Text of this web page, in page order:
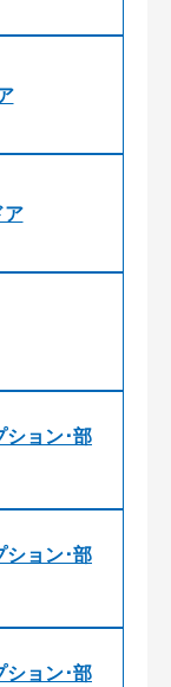
ョン･部
ョン･部
ョン･部